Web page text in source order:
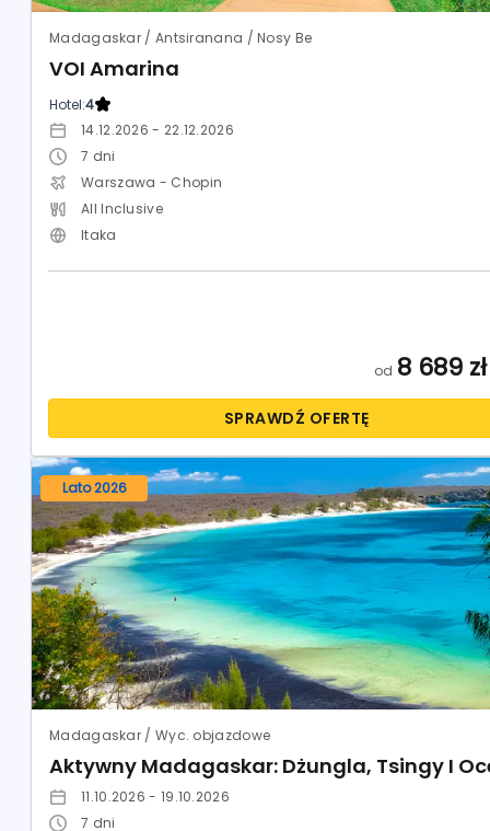
Madagaskar / Antsiranana / Nosy Be
VOI Amarina
Hotel:4
14.12.2026 - 22.12.2026
7 dni
Warszawa - Chopin
All Inclusive
Itaka
od 8 689 zł
SPRAWDŹ OFERTĘ
Lato 2026
Madagaskar / Wyc. objazdowe
Aktywny Madagaskar: Dżungla, Tsingy I
11.10.2026 - 19.10.2026
7 dni